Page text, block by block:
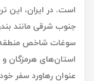
است. در ایران، این
جنوب شرقی مانند
سوغات شاخص منطقه
استان‌های هرمزگان
عنوان رهاورد سفر